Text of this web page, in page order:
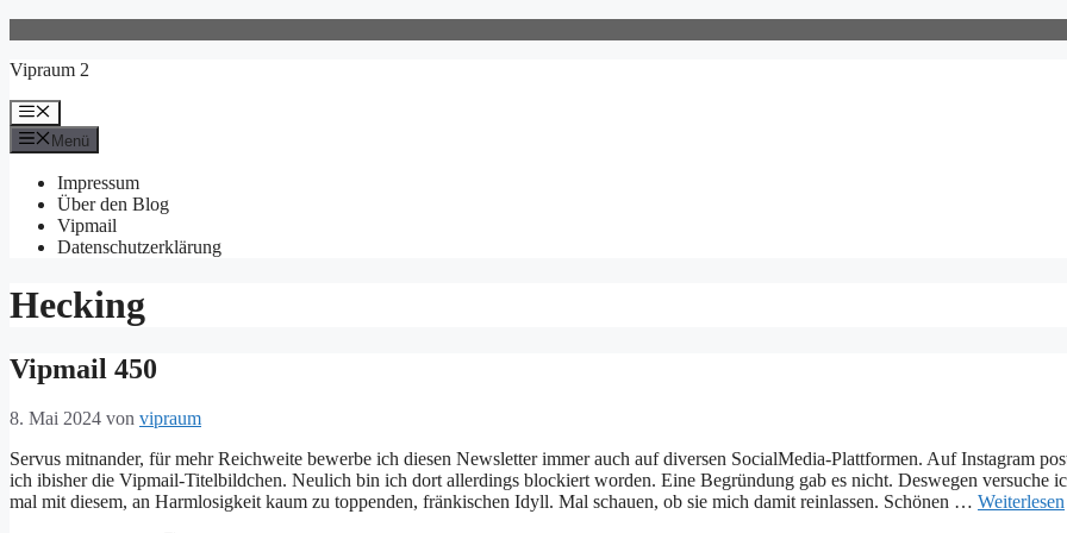
springen
Vipraum 2
Menü
Menü
Impressum
Über den Blog
Vipmail
Datenschutzerklärung
Hecking
Vipmail 450
8. Mai 2024 von vipraum
Servus mitnander, für mehr Reichweite bewerbe ich diesen Newsletter immer auch auf diversen SocialMedia-Plattformen. Auf Instagram
ich ibisher die Vipmail-Titelbildchen. Neulich bin ich dort allerdings blockiert worden. Eine Begründung gab es nicht. Deswegen versuche
mal mit diesem, an Harmlosigkeit kaum zu toppenden, fränkischen Idyll. Mal schauen, ob sie mich damit reinlassen. Schönen … Weiterlesen